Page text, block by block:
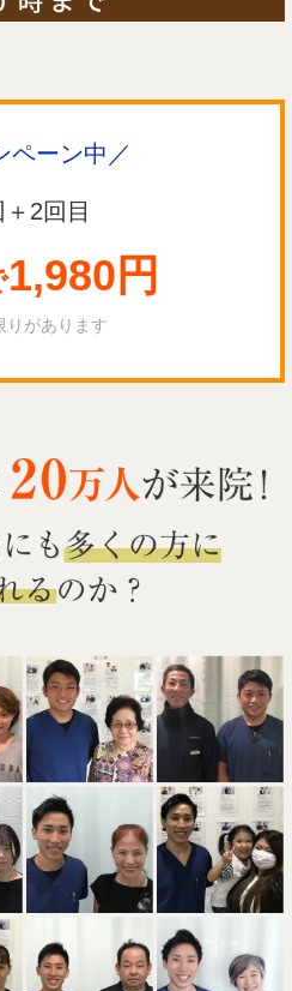
ペーン中／
2回目
1,980円
があります